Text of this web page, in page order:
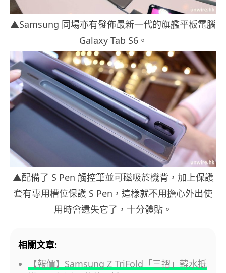
▲Samsung 同場亦有發佈最新一代的旗艦平板電腦
Galaxy Tab S6。
▲配備了 S Pen 觸控筆並可磁吸於機背，加上保護
套有專用槽位保護 S Pen，這樣就不用擔心外出使
用時會遺失它了，十分體貼。
相關文章:
【報價】Samsung Z TriFold「三摺」韓水抵